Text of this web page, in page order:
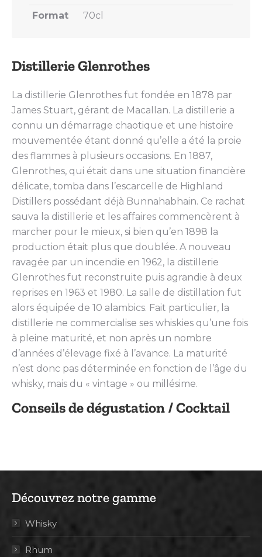
Distillerie Glenrothes
La distillerie Glenrothes fut fondée en 1878 par
James Stuart, gérant de Macallan. La distillerie a
connu un démarrage chaotique et une histoire
mouvementée étant donné qu’elle a été la proie
des flammes à plusieurs occasions. En 1887,
Glenrothes, qui était dans une situation financière
délicate, tomba dans l’escarcelle de Highland
Distillers possédant déjà Bunnahabhain. Ce rachat
sauva la distillerie et les affaires commencèrent à
marcher pour le mieux, si bien qu’en 1898 la
production était plus que doublée. A nouveau
ravagée par un incendie en 1962, la distillerie
Glenrothes fut reconstruite puis agrandie à deux
reprises en 1963 et 1980. La salle de distillation fut
alors équipée de 10 alambics. Fait particulier, la
distillerie ne commercialise ses whiskies qu’une fois
à pleine maturité, et non après un nombre
d’années d’élevage fixé à l’avance. La maturité
n’est donc pas déterminée en fonction de l’âge du
whisky, mais du « vintage » ou millésime.
Conseils de dégustation / Cocktail
Format 70cl
Découvrez notre gamme
Whisky
Rhum